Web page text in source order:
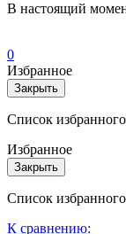
В настоящий
0
Избранное
Закрыть
Список
Избранное
Закрыть
Список
К сравнению: